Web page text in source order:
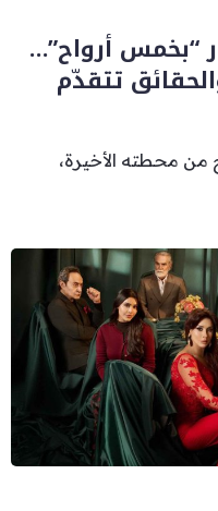
أرواح”…
تتقدّم
محطته الأخيرة،